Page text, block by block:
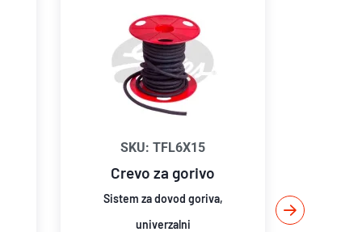
SKU: TFL6X15
Crevo za gorivo
Sistem za dovod goriva,
univerzalni